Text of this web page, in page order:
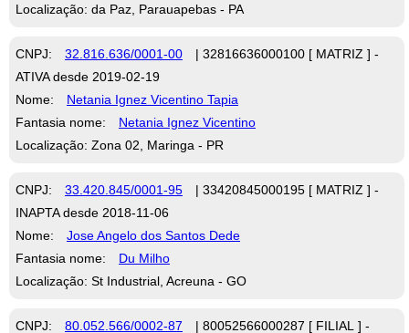
Localização: da Paz, Parauapebas - PA
CNPJ: 32.816.636/0001-00
| 32816636000100 [ MATRIZ ] -
ATIVA desde 2019-02-19
Nome:
Netania Ignez Vicentino Tapia
Fantasia nome:
Netania Ignez Vicentino
Localização: Zona 02, Maringa - PR
CNPJ: 33.420.845/0001-95
| 33420845000195 [ MATRIZ ] -
INAPTA desde 2018-11-06
Nome:
Jose Angelo dos Santos Dede
Fantasia nome:
Du Milho
Localização: St Industrial, Acreuna - GO
CNPJ: 80.052.566/0002-87
| 80052566000287 [ FILIAL ] -